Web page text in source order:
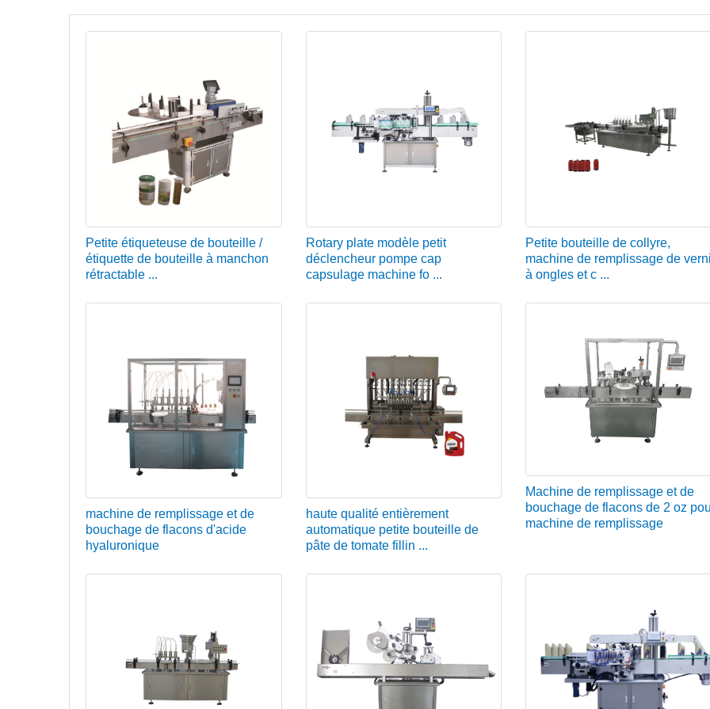
Petite étiqueteuse de bouteille /
étiquette de bouteille à manchon
rétractable ...
Rotary plate modèle petit
déclencheur pompe cap
capsulage machine fo ...
Petite bouteille de collyre,
machine de remplissage de
à ongles et c ...
machine de remplissage et de
bouchage de flacons d'acide
hyaluronique
haute qualité entièrement
automatique petite bouteille de
pâte de tomate fillin ...
Machine de remplissage et de
bouchage de flacons de 2 oz
machine de remplissage